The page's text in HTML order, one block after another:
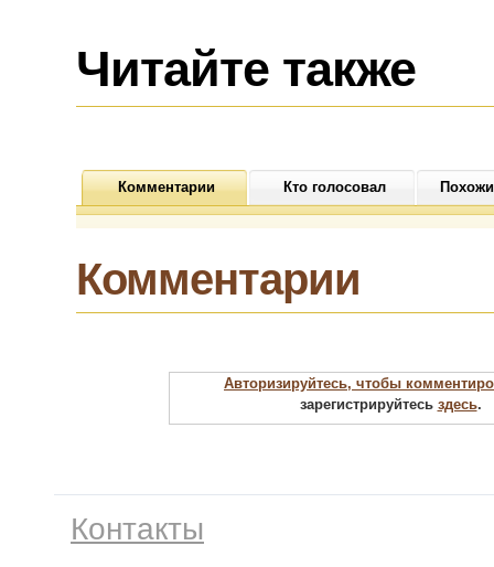
перейти на
вареники
Читайте также
Комментарии Кто голосовал
Комментарии
Авторизируйтесь, чтобы
зарегистрируйтесь здесь.
Контакты